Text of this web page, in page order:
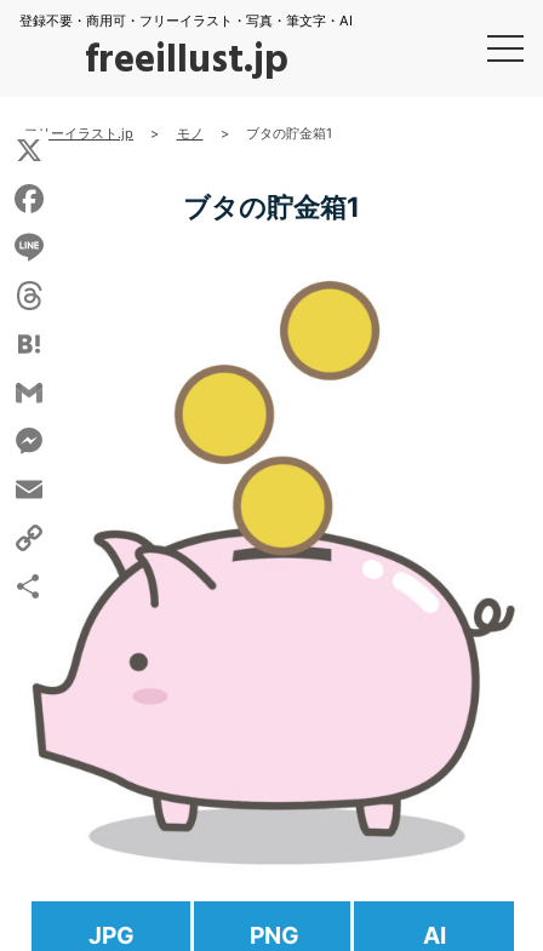
登録不要・商用可・フリーイラスト・写真・筆文字・AI
freeillust.jp
フリーイラスト.jp > モノ > ブタの貯金箱1
ブタの貯金箱1
JPG PNG AI
X
Facebook
Line
Threads
Hatena
Gmail
Messenger
Email
Copy